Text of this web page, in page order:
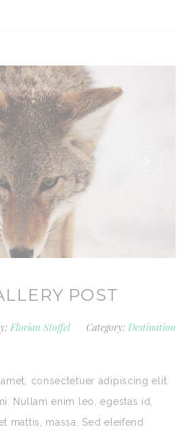
POST
Florian Stoffel Category: Destination
consectetuer adipiscing elit.
Nullam enim leo, egestas id,
mattis, massa. Sed eleifend